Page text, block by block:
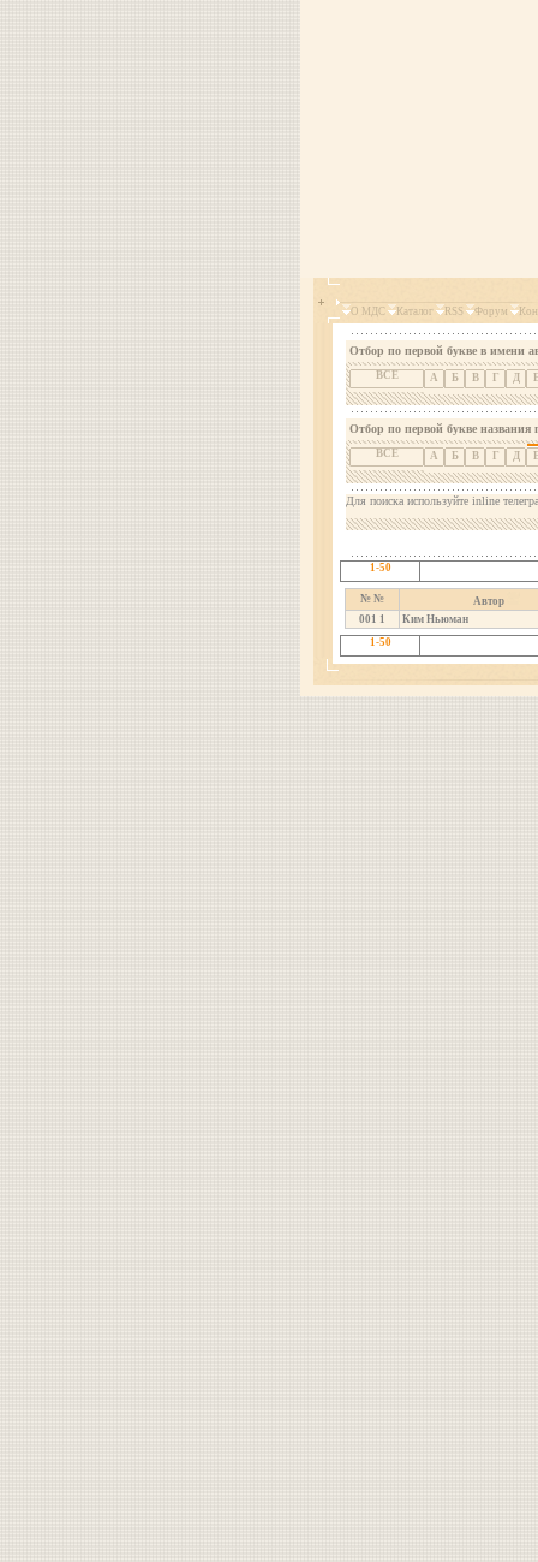
О МДС Каталог RSS Форум
Отбор по первой букве в имени
ВСЕ А Б В Г Д
Отбор по первой букве названия
ВСЕ А Б В Г Д
Для поиска используйте inline
1-50
№ №
Автор
001 1
Ким Ньюман
1-50